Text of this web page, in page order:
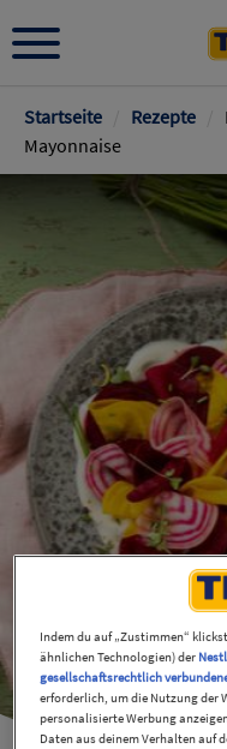
Startseite Rezepte
Mayonnaise
Indem du auf „Zustimmen“
ähnlichen Technologien) der
gesellschaftsrechtlich
erforderlich, um die Nutzung der
personalisierte Werbung
Daten aus deinem Verhalten auf